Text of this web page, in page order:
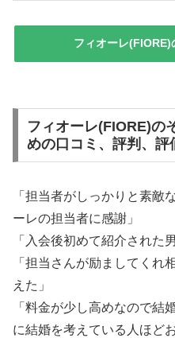
フィオーレ(FIORE)
フィオーレ(FIORE)の
めの口コミ、評判、評
「担当者がしっかりと素敵
ーレの担当者に感謝」
「入会後初めて紹介された
「担当さんが励ましてくれ
えた」
「料金が少し高めなので結
に結婚を考えている人ほど